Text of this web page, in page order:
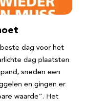
dag voor het
dag plaatsten
sneden een
en gingen er
waarde”. Het